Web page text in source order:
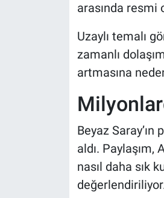
arasında resmi
Uzaylı temalı
zamanlı
artmasına
Beyaz
aldı.
nasıl daha sık